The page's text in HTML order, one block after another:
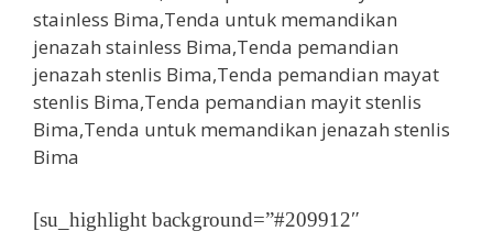
[su_highlight background=”#209912″